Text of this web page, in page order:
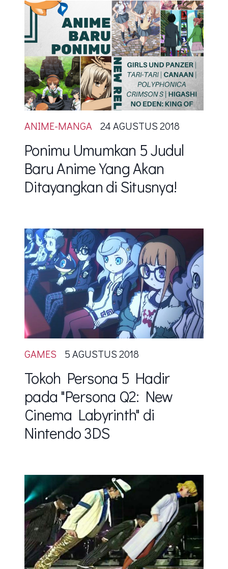
ANIME-MANGA 24 AGUSTUS 2018
Ponimu Umumkan 5 Judul
Baru Anime Yang Akan
Ditayangkan di Situsnya!
GAMES 5 AGUSTUS 2018
Tokoh Persona 5 Hadir
pada "Persona Q2: New
Cinema Labyrinth" di
Nintendo 3DS